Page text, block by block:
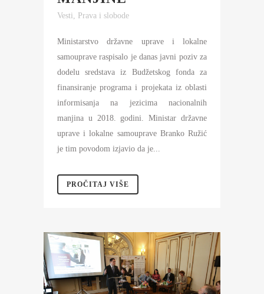
Vesti Prava i slobode
Ministarstvo državne uprave i lokalne
samouprave raspisalo je danas javni poziv za
dodelu sredstava iz Budžetskog fonda za
finansiranje programa i projekata iz oblasti
informisanja na jezicima nacionalnih
manjina u 2018. godini. Ministar državne
uprave i lokalne samouprave Branko Ružić
je tim povodom izjavio da je...
PROČITAJ VIŠE